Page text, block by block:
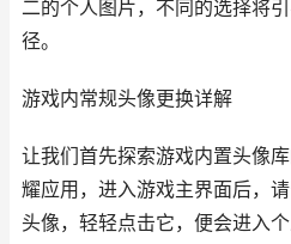
二的个人图片，不同的选择将
径。
游戏内常规头像更换详解
让我们首先探索游戏内置头像
耀应用，进入游戏主界面后，
头像，轻轻点击它，便会进入